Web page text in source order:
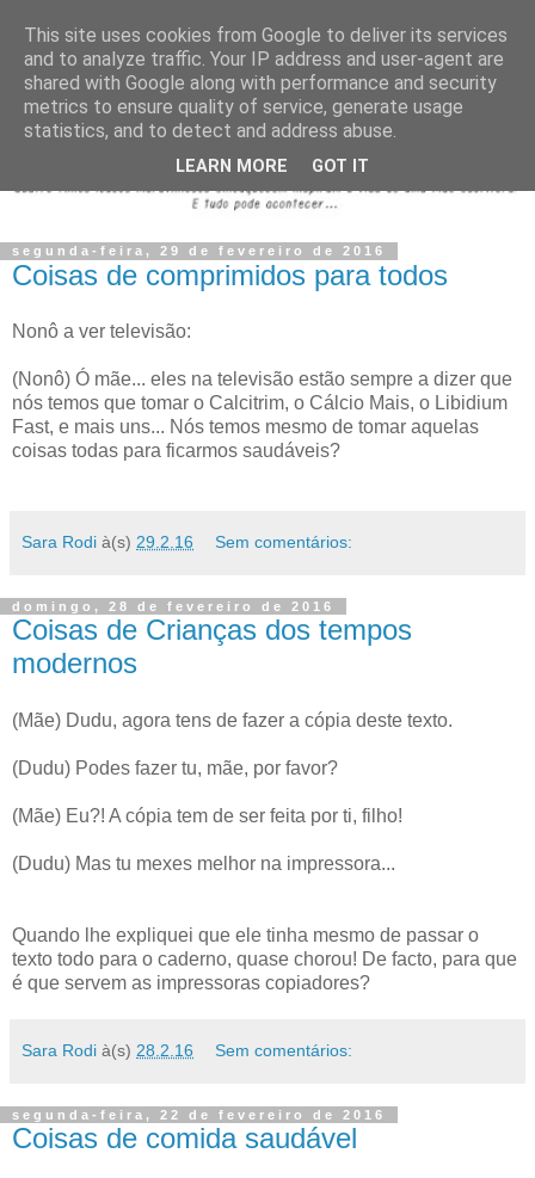
segunda-feira, 29 de fevereiro de 2016
Coisas de comprimidos para todos
Nonô a ver televisão:
(Nonô) Ó mãe... eles na televisão estão sempre a dizer que
nós temos que tomar o Calcitrim, o Cálcio Mais, o Libidium
Fast, e mais uns... Nós temos mesmo de tomar aquelas
coisas todas para ficarmos saudáveis?
Sara Rodi à(s) 29.2.16 Sem comentários:
domingo, 28 de fevereiro de 2016
Coisas de Crianças dos tempos
modernos
(Mãe) Dudu, agora tens de fazer a cópia deste texto.
(Dudu) Podes fazer tu, mãe, por favor?
(Mãe) Eu?! A cópia tem de ser feita por ti, filho!
(Dudu) Mas tu mexes melhor na impressora...
Quando lhe expliquei que ele tinha mesmo de passar o
texto todo para o caderno, quase chorou! De facto, para que
é que servem as impressoras copiadores?
Sara Rodi à(s) 28.2.16 Sem comentários:
segunda-feira, 22 de fevereiro de 2016
Coisas de comida saudável
This site uses cookies from Google to deliver its services
and to analyze traffic. Your IP address and user-agent are
shared with Google along with performance and security
metrics to ensure quality of service, generate usage
statistics, and to detect and address abuse.
LEARN MORE GOT IT